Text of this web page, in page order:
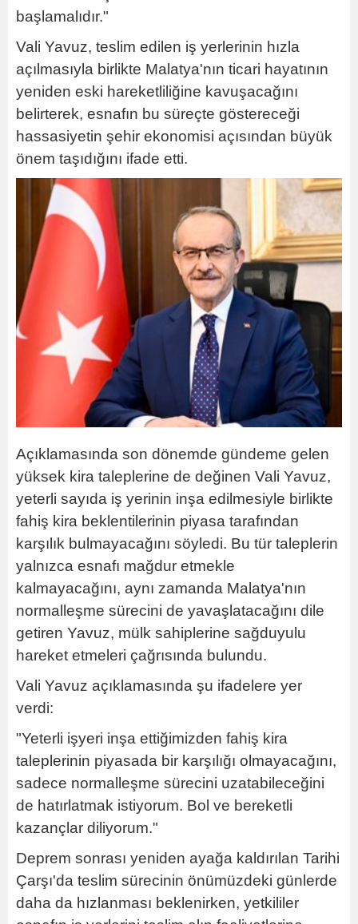
başlamalıdır."
Vali Yavuz, teslim edilen iş yerlerinin hızla
açılmasıyla birlikte Malatya'nın ticari hayatının
yeniden eski hareketliliğine kavuşacağını
belirterek, esnafın bu süreçte göstereceği
hassasiyetin şehir ekonomisi açısından büyük
önem taşıdığını ifade etti.
Açıklamasında son dönemde gündeme gelen
yüksek kira taleplerine de değinen Vali Yavuz,
yeterli sayıda iş yerinin inşa edilmesiyle birlikte
fahiş kira beklentilerinin piyasa tarafından
karşılık bulmayacağını söyledi. Bu tür taleplerin
yalnızca esnafı mağdur etmekle
kalmayacağını, aynı zamanda Malatya'nın
normalleşme sürecini de yavaşlatacağını dile
getiren Yavuz, mülk sahiplerine sağduyulu
hareket etmeleri çağrısında bulundu.
Vali Yavuz açıklamasında şu ifadelere yer
verdi:
"Yeterli işyeri inşa ettiğimizden fahiş kira
taleplerinin piyasada bir karşılığı olmayacağını,
sadece normalleşme sürecini uzatabileceğini
de hatırlatmak istiyorum. Bol ve bereketli
kazançlar diliyorum."
Deprem sonrası yeniden ayağa kaldırılan Tarihi
Çarşı'da teslim sürecinin önümüzdeki günlerde
daha da hızlanması beklenirken, yetkililer